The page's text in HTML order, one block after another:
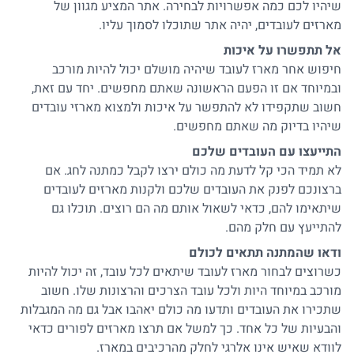
שיהיו לכם כמה אפשרויות לבחירה. אתר המציע מגוון של
מארזים לעובדים, יהיה אתר שתוכלו לסמוך עליו.
אל תתפשרו על איכות
חיפוש אחר מארז לעובד שיהיה מושלם יכול להיות מורכב
ובמיוחד אם זו הפעם הראשונה שאתם מחפשים. יחד עם זאת,
חשוב שתקפידו לא להתפשר על איכות ולמצוא מארזי עובדים
שיהיו בדיוק מה שאתם מחפשים.
התייעצו עם העובדים שלכם
לא תמיד הכי קל לדעת מה כולם ירצו לקבל כמתנה לחג. אם
ברצונכם לפנק את העובדים שלכם ולקנות מארזים לעובדים
שיתאימו להם, כדאי לשאול אותם מה הם רוצים. תוכלו גם
להתייעץ עם חלק מהם.
ודאו שהמתנה תתאים לכולם
כשרוצים לבחור מארז לעובד שיתאים לכל עובד, זה יכול להיות
מורכב במיוחד היות ולכל עובד הצרכים והרצונות שלו. חשוב
שתכירו את העובדים ותדעו מה כולם יאהבו אבל גם מה המגבלות
והבעיות של כל אחד. כך למשל אם תרצו מארזים לפורים כדאי
לוודא שאיש אינו אלרגי לחלק מהרכיבים במארז.